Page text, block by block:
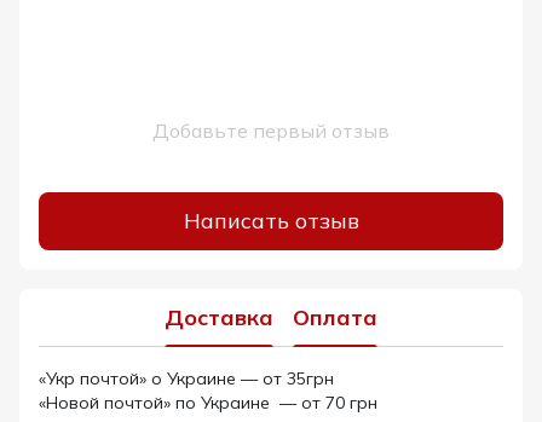
Добавьте первый отзыв
Написать отзыв
Доставка Оплата
«Укр почтой» о Украине — от 35грн
«Новой почтой» по Украине — от 70 грн